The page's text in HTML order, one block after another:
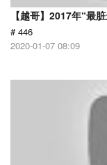
【越哥】2017年“最
# 446
2020-01-07 08:09